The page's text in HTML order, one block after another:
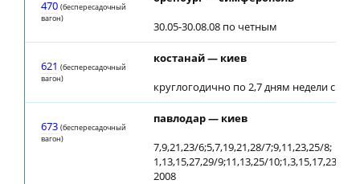
470 (беспересадочный
вагон)
30.05-30.08.08 по четным
621 (беспересадочный
вагон)
костанай — киев
круглогодично по 2,7 дням недели с
673 (беспересадочный
вагон)
павлодар — киев
7,9,21,23/6;5,7,19,21,28/7;9,11,23,25/8;
1,13,15,27,29/9;11,13,25/10;1,3,15,17,23/
2008